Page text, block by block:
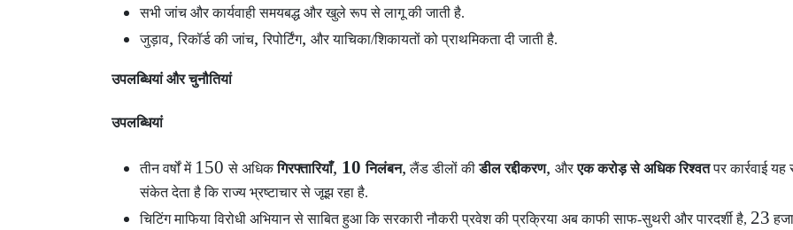
सभी जांच और कार्यवाही समयबद्ध और खुले रूप से लागू की जाती है.
जुड़ाव,रिकॉर्ड की जांच,रिपोर्टिंग, और याचिका/शिकायतों को प्राथमिकता दी जाती है.
उपलब्धियां और चुनौतियां
उपलब्धियां
तीन वर्षों में 150से अधिकगिरफ्तारियाँ, 10निलंबन, लैंड डीलों की डील रद्दीकरण, और एक करोड़ से अधिक रिश्वत पर कार्रवाई
संकेत देता है कि राज्य भ्रष्टाचार से जूझ रहा है.
चिटिंग माफिया विरोधी अभियान से साबित हुआ कि सरकारी नौकरी प्रवेश की प्रक्रिया अब काफी साफ-सुथरी और पारदर्शी है, 23